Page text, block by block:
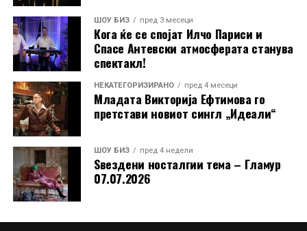
ШОУ БИЗ пред 3 месеци
Кога ќе се спојат Илчо Париси и
Спасе Антевски атмосферата станува
спектакл!
НЕКАТЕГОРИЗИРАНО пред 4 месеци
Младата Викторија Ефтимова го
претстави новиот сингл „Идеали“
ШОУ БИЗ пред 4 недели
Ѕвездени носталгии тема – Гламур
07.07.2026